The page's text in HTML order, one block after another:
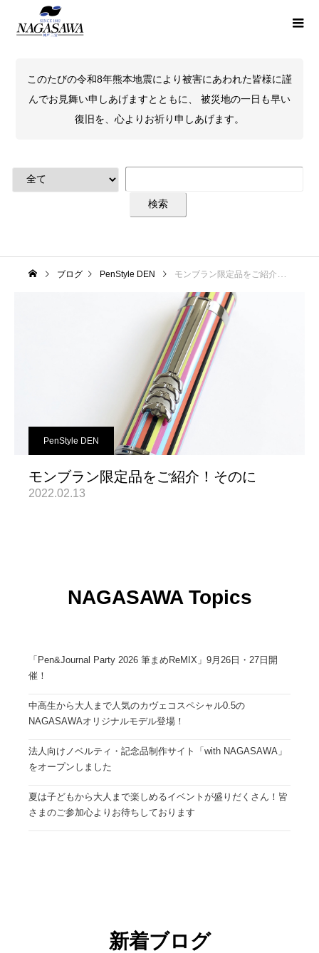
このたびの令和8年熊本地震により被害にあわれた皆様に謹
んでお見舞い申しあげますとともに、 被災地の一日も早い
復旧を、心よりお祈り申しあげます。
ブログ PenStyle DEN モンブラン限定品をご紹介！そのに
PenStyle DEN
モンブラン限定品をご紹介！そのに
2022.02.13
NAGASAWA Topics
「Pen&Journal Party 2026 筆まめReMIX」9月26日・27日開
催！
中高生から大人まで人気のカヴェコスペシャル0.5の
NAGASAWAオリジナルモデル登場！
法人向けノベルティ・記念品制作サイト「with NAGASAWA」
をオープンしました
夏は子どもから大人まで楽しめるイベントが盛りだくさん！皆
さまのご参加心よりお待ちしております
新着ブログ